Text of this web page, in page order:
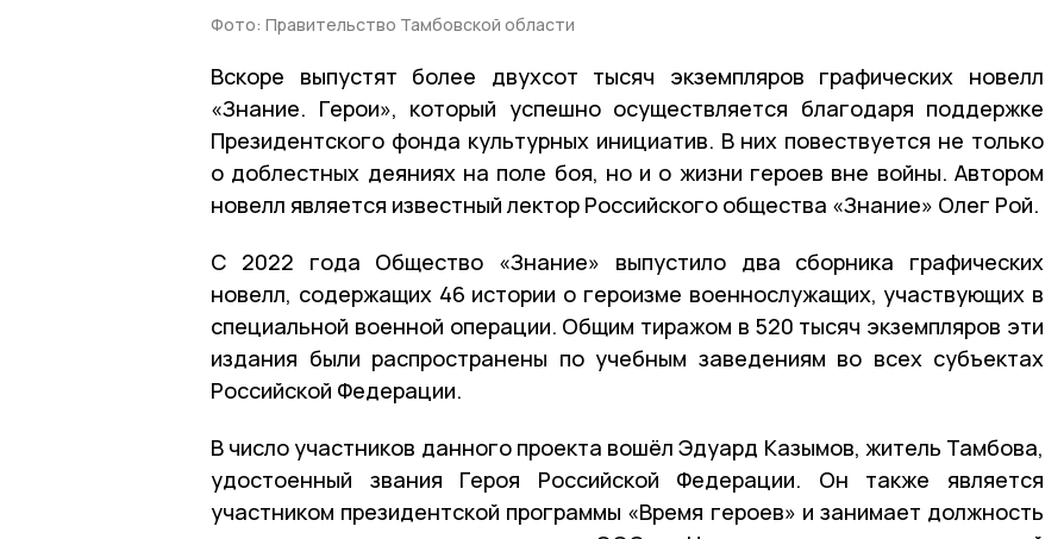
Фото: Правительство Тамбовской области
Вскоре выпустят более двухсот тысяч экземпляров графических новелл
«Знание. Герои», который успешно осуществляется благодаря поддержке
Президентского фонда культурных инициатив. В них повествуется не только
о доблестных деяниях на поле боя, но и о жизни героев вне войны. Автором
новелл является известный лектор Российского общества «Знание» Олег Рой.
С 2022 года Общество «Знание» выпустило два сборника графических
новелл, содержащих 46 истории о героизме военнослужащих, участвующих в
специальной военной операции. Общим тиражом в 520 тысяч экземпляров эти
издания были распространены по учебным заведениям во всех субъектах
Российской Федерации.
В число участников данного проекта вошёл Эдуард Казымов, житель Тамбова,
удостоенный звания Героя Российской Федерации. Он также является
участником президентской программы «Время героев» и занимает должность